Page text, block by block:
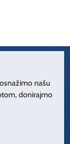
našu
donirajmo